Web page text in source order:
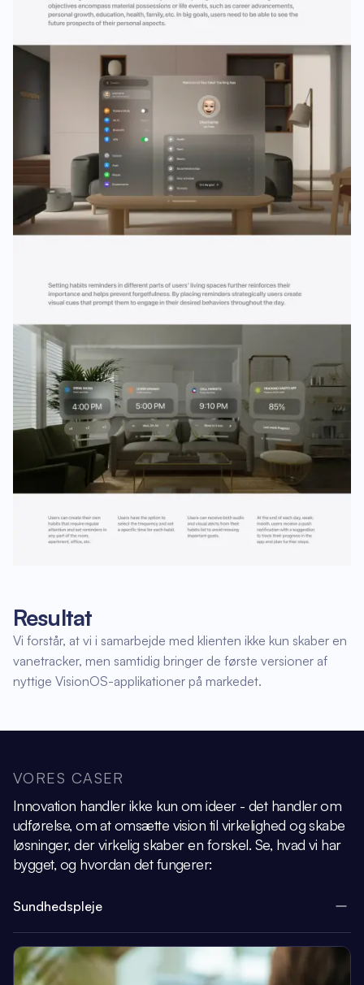
Resultat
Vi forstår, at vi i samarbejde med klienten ikke kun skaber en
vanetracker, men samtidig bringer de første versioner af
nyttige VisionOS-applikationer på markedet.
VORES CASER
Innovation handler ikke kun om ideer - det handler om
udførelse, om at omsætte vision til virkelighed og skabe
løsninger, der virkelig skaber en forskel. Se, hvad vi har
bygget, og hvordan det fungerer:
Sundhedspleje